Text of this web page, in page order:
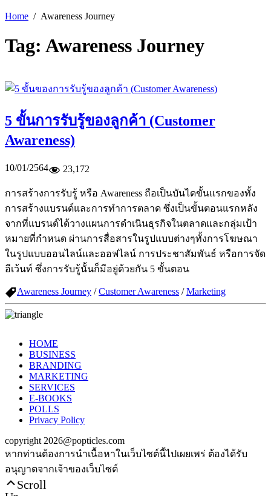
Home Awareness Journey
Tag: Awareness Journey
5 ขั้นการรับรู้ของลูกค้า (Customer
Awareness)
10/01/2564 23,172
การสร้างการรับรู้ หรือ Awareness ถือเป็นบันไดขั้นแรกของทั้ง
การสร้างแบรนด์และการทำการตลาด ซึ่งเป็นขั้นตอนแรกหลัง
จากที่แบรนด์ได้วางแผนการดำเนินธุรกิจในตลาดและกลุ่มเป้า
หมายที่กำหนด ผ่านการสื่อสารในรูปแบบต่างๆทั้งการโฆษณา
ในรูปแบบออนไลน์และออฟไลน์ การประชาสัมพันธ์ หรือการจัด
อีเว้นท์ ซึ่งการรับรู้นั้นก็มีอยู่ด้วยกัน 5 ขั้นตอน
Awareness Journey /Customer Awareness /Marketing
HOME
BUSINESS
BRANDING
MARKETING
SERVICES
E-BOOKS
POLLS
Privacy Policy
copyright 2026@popticles.com
หากท่านต้องการนำเนื้อหาในเว็บไซต์นี้ไปเผยเพร่ ต้องได้รับ
อนุญาตจากเจ้าของเว็บไซต์
Scroll